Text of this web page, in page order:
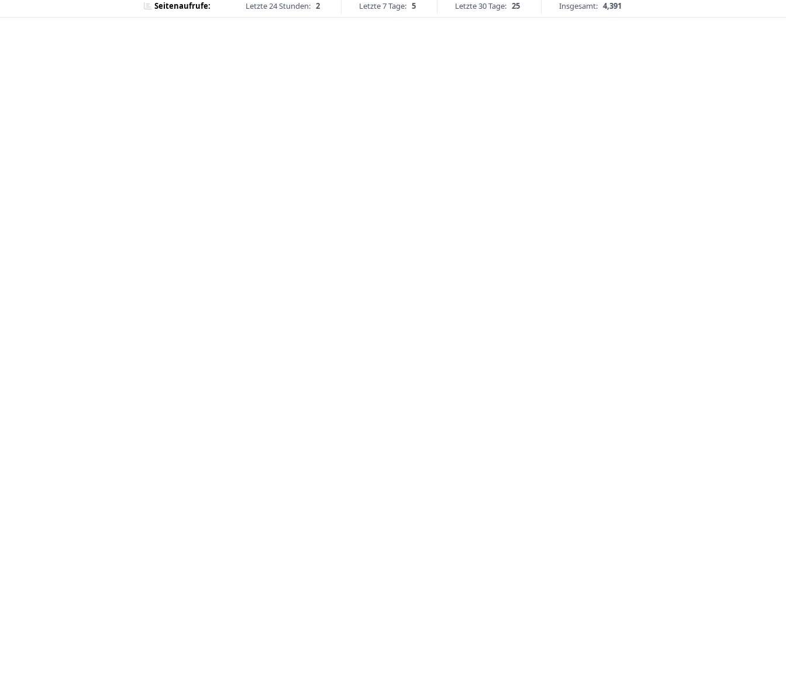
Seitenaufrufe: Letzte 24 Stunden: 2 Letzte 7 Tage: 5 Letzte 30 Tage: 25 Insgesamt: 4,391